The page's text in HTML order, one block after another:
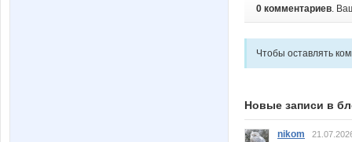
0 комментариев.
Чтобы оставлять
Новые записи в
nikom